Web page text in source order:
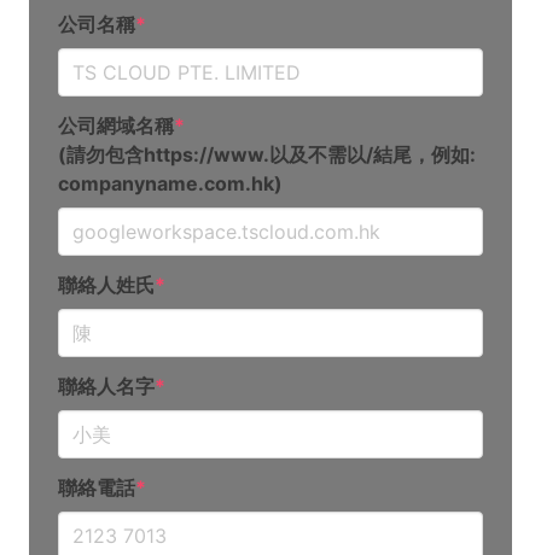
公司名稱*
公司網域名稱*
(請勿包含https://www.以及不需以/結尾，例如:
companyname.com.hk)
聯絡人姓氏*
聯絡人名字*
聯絡電話*